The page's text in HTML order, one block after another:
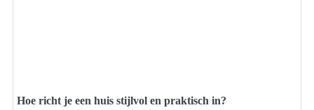
Hoe richt je een huis stijlvol en praktisch in?